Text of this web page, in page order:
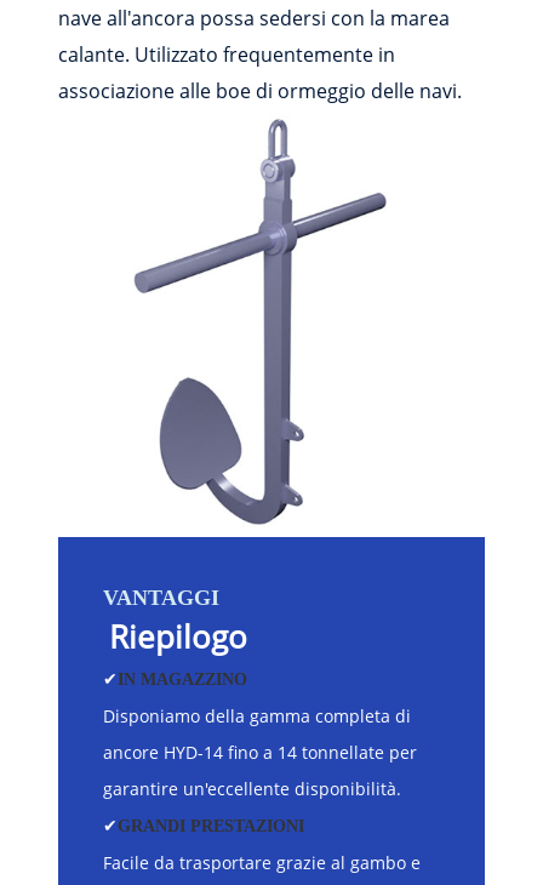
nave all'ancora possa sedersi con la marea
calante. Utilizzato frequentemente in
associazione alle boe di ormeggio delle navi.
VANTAGGI
Riepilogo
✔IN MAGAZZINO
Disponiamo della gamma completa di
ancore HYD-14 fino a 14 tonnellate per
garantire un'eccellente disponibilità.
✔GRANDI PRESTAZIONI
Facile da trasportare grazie al gambo e